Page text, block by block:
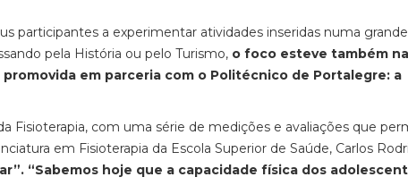
participantes a experimentar atividades inseridas numa
pela História ou pelo Turismo, o foco esteve também
em parceria com o Politécnico de Portalegre: a
Fisioterapia, com uma série de medições e avaliações que
em Fisioterapia da Escola Superior de Saúde, Carlos
“Sabemos hoje que a capacidade física dos